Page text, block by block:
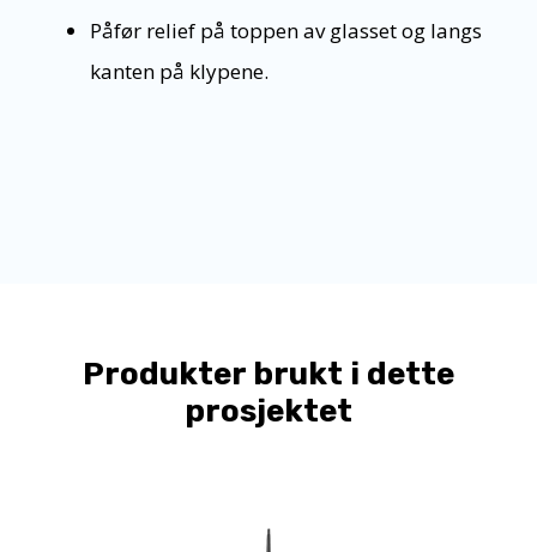
Påfør relief på toppen av glasset og langs
kanten på klypene.
Produkter brukt i dette
prosjektet